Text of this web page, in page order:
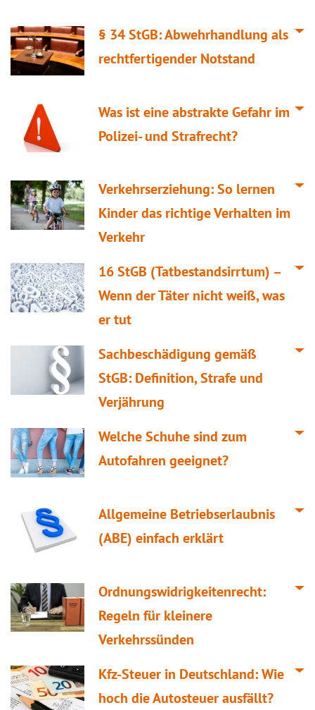
§ 34 StGB: Abwehrhandlung als
rechtfertigender Notstand
Was ist eine abstrakte Gefahr im
Polizei- und Strafrecht?
Verkehrserziehung: So lernen
Kinder das richtige Verhalten im
Verkehr
16 StGB (Tatbestandsirrtum) –
Wenn der Täter nicht weiß, was
er tut
Sachbeschädigung gemäß
StGB: Definition, Strafe und
Verjährung
Welche Schuhe sind zum
Autofahren geeignet?
Allgemeine Betriebserlaubnis
(ABE) einfach erklärt
Ordnungswidrigkeitenrecht:
Regeln für kleinere
Verkehrssünden
Kfz-Steuer in Deutschland: Wie
hoch die Autosteuer ausfällt?